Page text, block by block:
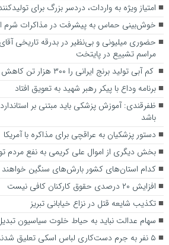
امتیاز ویژه به واردات، دردسر بزرگ برای
خوش‌بینی حماس به پیشرفت در مذاکرات شرم
مراسم تشییع در پایتخت
کم آبی تولید برنج ایرانی را ۳۰۰ هزار تن کاهش داد
برنامه وداع با پیکر رهبر شهید به تعویق افتاد
ظفرقندی: آموزش پزشکی باید مبتنی بر
باشد
دستور پزشکیان به عراقچی برای مذاکره با آمریکا
بخش دیگری از اموال علی کریمی به نفع مردم
کدام استان‌های کشور بارش‌های سنگین
افزایش ۲۰ درصدی حقوق کارکنان کافی نیست
تکذیب شایعه قتل در نزاع خیابانی تبریز
سهام عدالت نباید به حیاط خلوت سیاسیون
۵ نفر به جرم دست‌کاری لباس اسکی تعلیق شدند